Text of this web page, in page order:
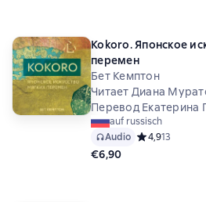
Kokoro. Японское
перемен
Бет Кемптон
Читает Диана
Перевод Екатерина
auf russisch
Audio Средний
4,913
€6,90